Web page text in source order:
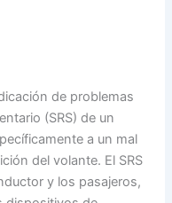
de problemas
(SRS) de un
a un mal
del volante. El SRS
y los pasajeros,